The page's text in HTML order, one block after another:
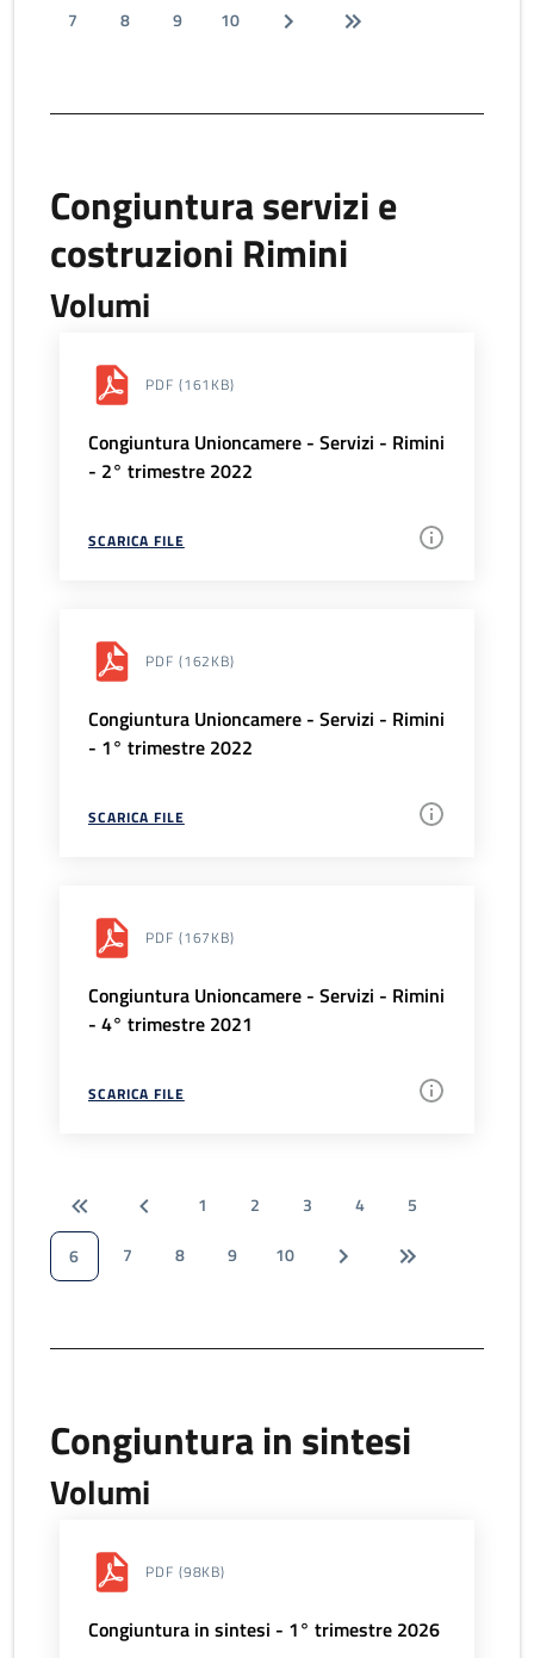
7
8 9 10
Congiuntura servizi e
costruzioni Rimini
Volumi
PDF (161KB)
Congiuntura Unioncamere - Servizi - Rimini
- 2° trimestre 2022
SCARICA FILE
PDF (162KB)
Congiuntura Unioncamere - Servizi - Rimini
- 1° trimestre 2022
SCARICA FILE
PDF (167KB)
Congiuntura Unioncamere - Servizi - Rimini
- 4° trimestre 2021
SCARICA FILE
1 2 3 4
5
6
7 8 9 10
Congiuntura in sintesi
Volumi
PDF (98KB)
Congiuntura in sintesi - 1° trimestre 2026